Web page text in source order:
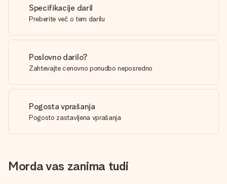
Specifikacije daril
Preberite več o tem darilu
Poslovno darilo?
Zahtevajte cenovno ponudbo neposredno
Pogosta vprašanja
Pogosto zastavljena vprašanja
Morda vas zanima tudi